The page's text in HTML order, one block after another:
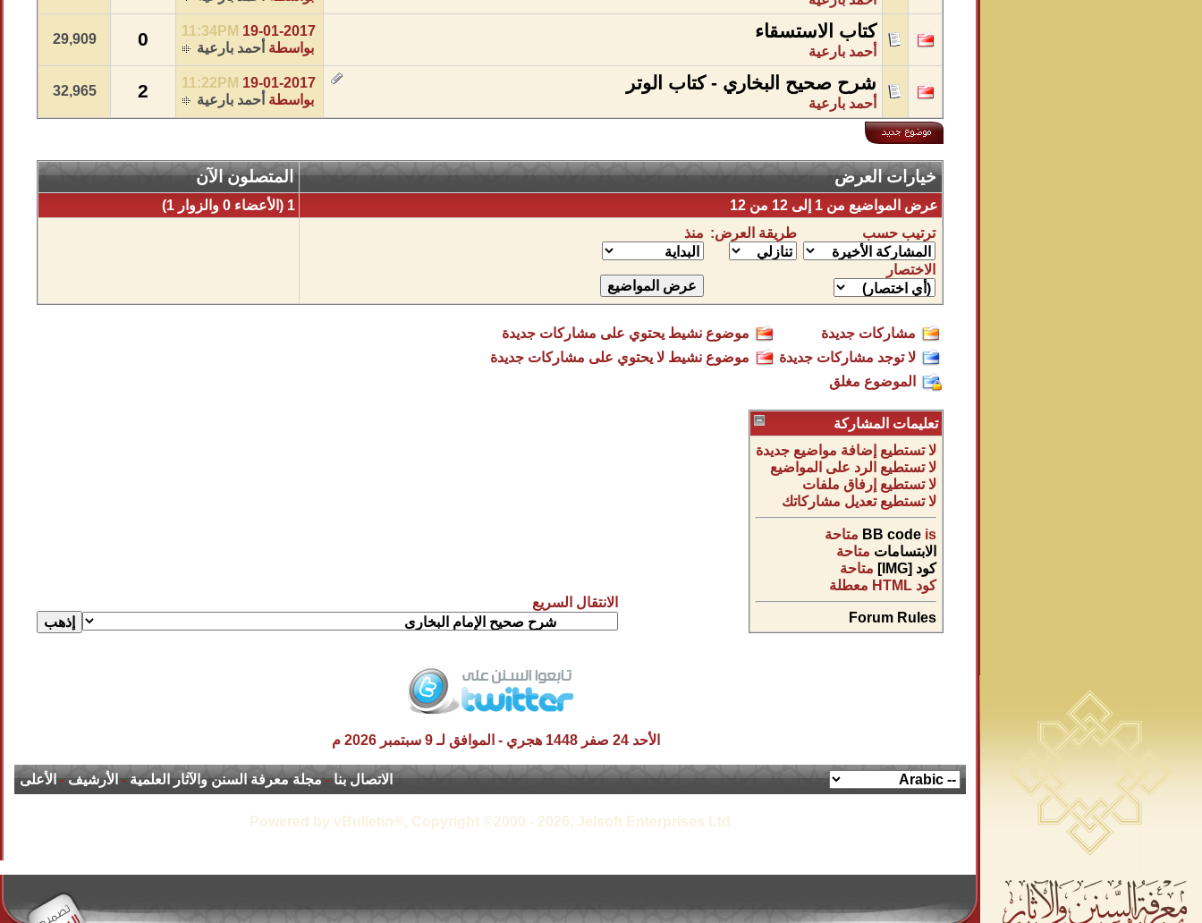
كتاب الاستسقاء
أحمد بارعية
19-01-2017
11:34PM
بواسطة أحمد بارعية 0
29,909
شرح صحيح البخاري - كتاب الوتر
أحمد بارعية
19-01-2017
11:22PM
بواسطة أحمد بارعية 2
32,965
خيارات العرض المتصلون الآن
عرض المواضيع من 1 إلى 12 من 12
1 (الأعضاء 0 والزوار 1)
ترتيب حسب
طريقة العرض: منذ
الاختصار
مشاركات جديدة
موضوع نشيط يحتوي على مشاركات جديدة
لا توجد مشاركات جديدة
موضوع نشيط لا يحتوي على مشاركات جديدة
الموضوع مغلق
تعليمات المشاركة
لا تستطيع إضافة مواضيع جديدة
لا تستطيع الرد على المواضيع
لا تستطيع إرفاق ملفات
لا تستطيع تعديل مشاركاتك
BB code is
متاحة
الابتسامات متاحة
كود [IMG]
متاحة
كود HTML
معطلة
Forum Rules
الانتقال السريع
الأحد 24 صفر 1448 هجري - الموافق لـ 9 سبتمبر 2026 م
الاتصال بنا-مجلة معرفة السنن والآثار العلمية-الأرشيف-الأعلى
Powered by vBulletin®, Copyright ©2000 - 2026, Jelsoft Enterprises Ltd